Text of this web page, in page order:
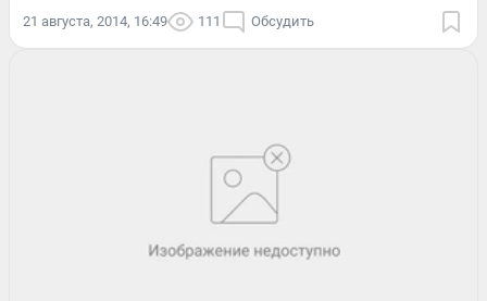
21 августа, 2014, 16:49 111 Обсудить